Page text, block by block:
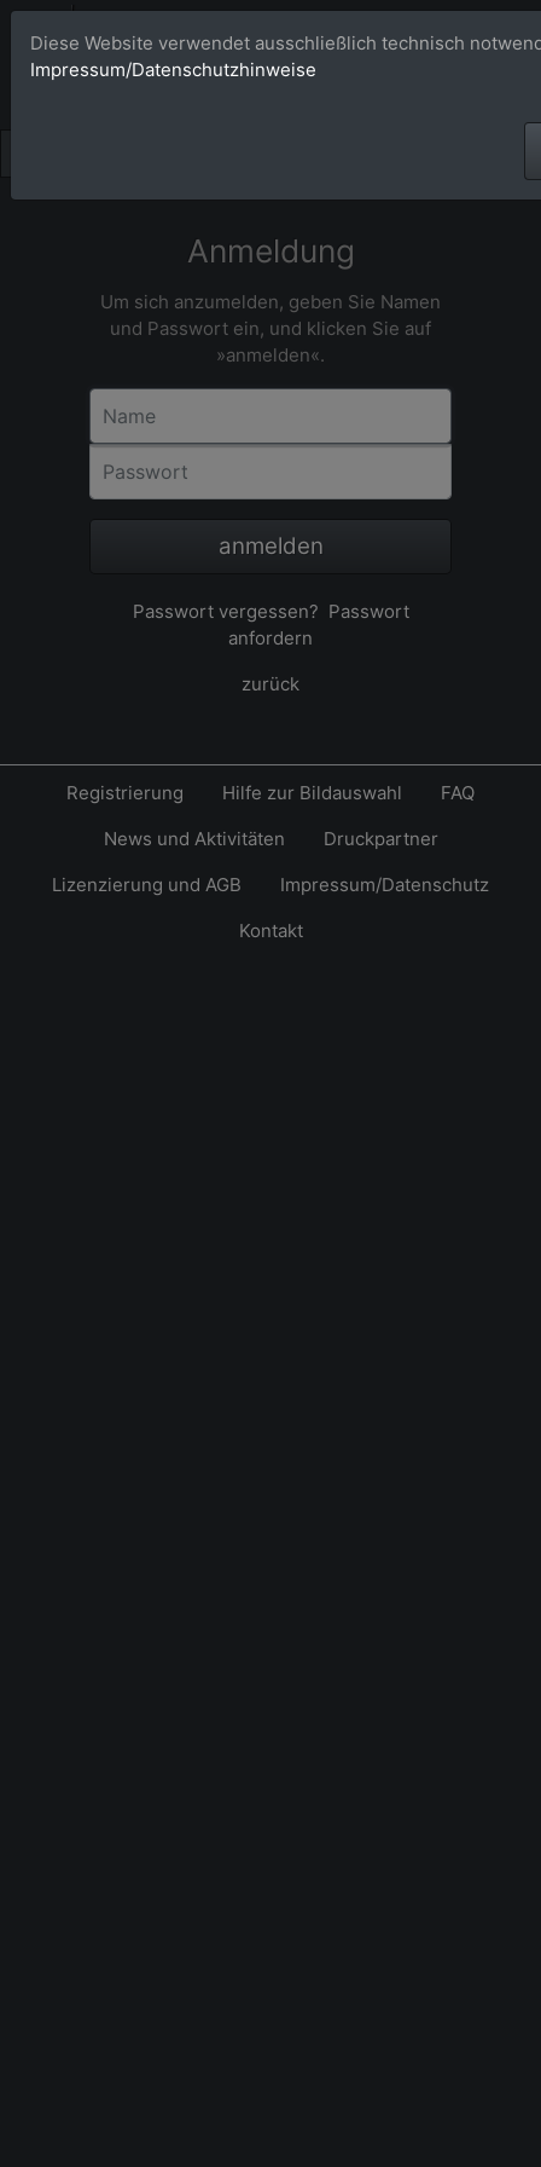
Bildagentur
Anmeldung
Um sich anzumelden, geben Sie Namen
und Passwort ein, und klicken Sie auf
»anmelden«.
Passwort
anmelden
Passwort vergessen? Passwort
anfordern
zurück
Diese Website verwendet ausschließlich technisch
Impressum/Datenschutzhinweise
Registrierung Hilfe zur Bildauswahl
FAQ
News und Aktivitäten
Druckpartner
Lizenzierung und AGB
Impressum/Datenschutz
Kontakt